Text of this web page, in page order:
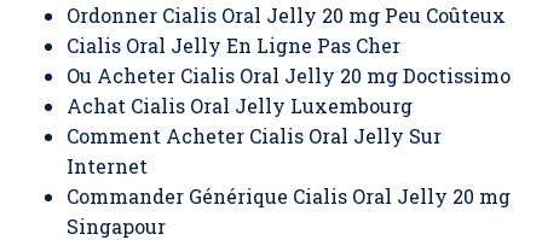
Ordonner Cialis Oral Jelly 20 mg Peu Coûteux
Cialis Oral Jelly En Ligne Pas Cher
Ou Acheter Cialis Oral Jelly 20 mg Doctissimo
Achat Cialis Oral Jelly Luxembourg
Comment Acheter Cialis Oral Jelly Sur
Internet
Commander Générique Cialis Oral Jelly 20 mg
Singapour